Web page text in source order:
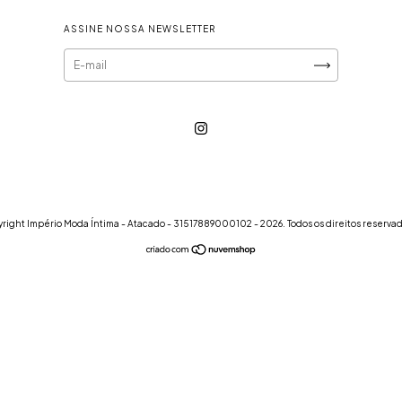
ASSINE NOSSA NEWSLETTER
Império Moda Íntima - Atacado - 31517889000102 - 2026. Todos os direitos